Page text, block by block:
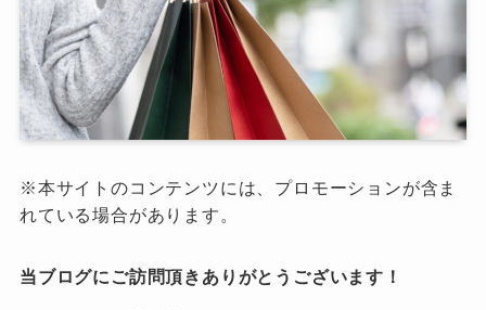
※本サイトのコンテンツには、プロモーションが含ま
れている場合があります。
当ブログにご訪問頂きありがとうございます！